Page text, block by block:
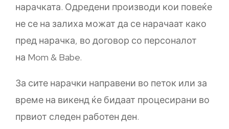
нарачката. Одредени производи кои повеќе
не се на залиха можат да се нарачаат како
пред нарачка, во договор со персоналот
на Mom & Babe.
За сите нарачки направени во петок или за
време на викенд ќе бидаат процесирани во
првиот следен работен ден.